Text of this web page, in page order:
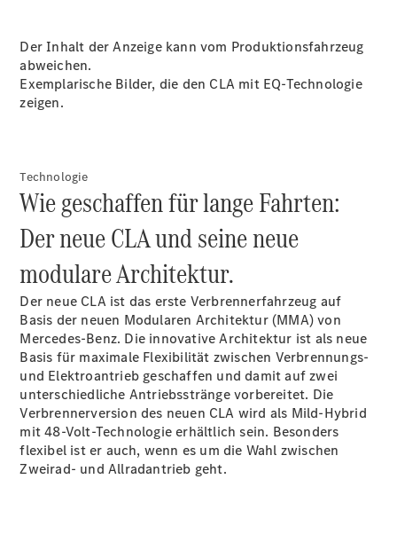
Der Inhalt der Anzeige kann vom Produktionsfahrzeug
abweichen.
Exemplarische Bilder, die den CLA mit EQ-Technologie
zeigen.
Technologie
Wie geschaffen für lange Fahrten:
Der neue CLA und seine neue
modulare Architektur.
Der neue CLA ist das erste Verbrennerfahrzeug auf
Basis der neuen Modularen Architektur (MMA) von
Mercedes-Benz. Die innovative Architektur ist als neue
Basis für maximale Flexibilität zwischen Verbrennungs-
und Elektroantrieb geschaffen und damit auf zwei
unterschiedliche Antriebsstränge vorbereitet. Die
Verbrennerversion des neuen CLA wird als Mild-Hybrid
mit 48-Volt-Technologie erhältlich sein. Besonders
flexibel ist er auch, wenn es um die Wahl zwischen
Zweirad- und Allradantrieb geht.